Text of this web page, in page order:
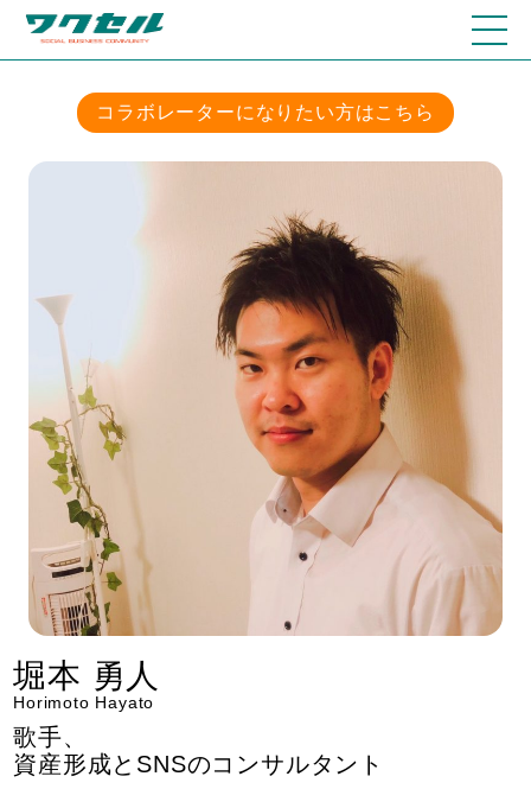
コラボレーターになりたい方はこちら
堀本 勇人
Horimoto Hayato
歌手、
資産形成とSNSのコンサルタント